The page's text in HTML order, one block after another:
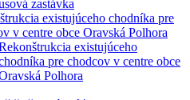
zastávka
existujúceho chodníka pre
v centre obce Oravská Polhora
existujúceho
pre chodcov v centre obce
Polhora